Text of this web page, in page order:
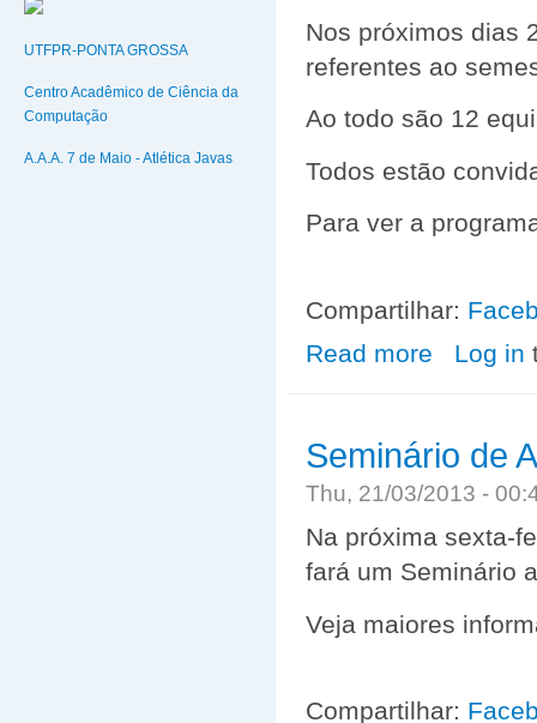
UTFPR-PONTA GROSSA
Centro Acadêmico de Ciência da
Computação
A.A.A. 7 de Maio - Atlética Javas
Nos próximos dias
referentes ao
Ao todo são 12
Todos estão
Para ver a
Compartilhar:
Read more about
Log in
Seminário de
Thu, 21/03/2013 -
Na próxima sexta-
fará um Seminário
Veja maiores
Compartilhar: